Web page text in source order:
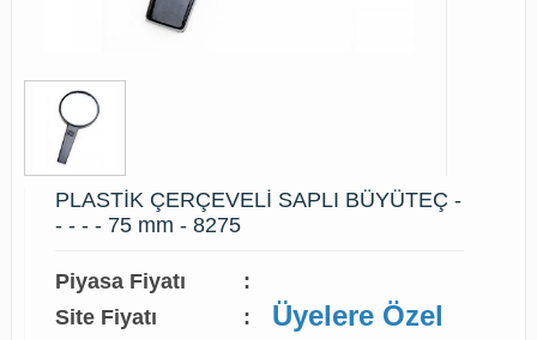
PLASTİK ÇERÇEVELİ SAPLI BÜYÜTEÇ -
- - - - 75 mm - 8275
Piyasa Fiyatı
:
Site Fiyatı
: Üyelere Özel